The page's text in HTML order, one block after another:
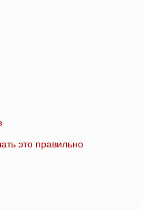
это правильно